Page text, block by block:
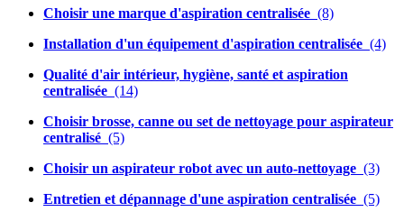
Choisir une marque d'aspiration centralisée (8)
Installation d'un équipement d'aspiration centralisée (4)
Qualité d'air intérieur, hygiène, santé et aspiration
centralisée (14)
Choisir brosse, canne ou set de nettoyage pour aspirateur
centralisé (5)
Choisir un aspirateur robot avec un auto-nettoyage (3)
Entretien et dépannage d'une aspiration centralisée (5)